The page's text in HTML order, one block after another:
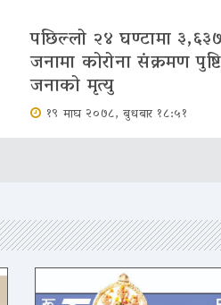
पछिल्लो २४ घण्टामा ३,६३७
जनामा कोरोना संक्रमण
जनाको मृत्‍यु
१९ माघ २०७८, बुधबार १८:५१